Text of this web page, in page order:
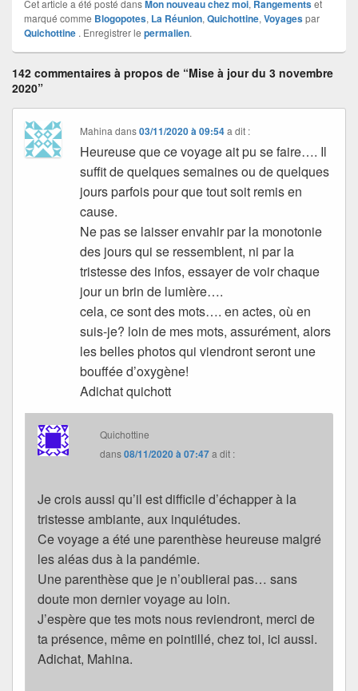
Cet article a été posté dansMon nouveau chez moi, Rangementset
marqué comme Blogopotes, La Réunion, Quichottine, Voyagespar
Quichottine . Enregistrer le permalien.
142 commentaires à propos de “Mise à jour du 3 novembre
2020”
Mahina dans03/11/2020 à 09:54 a dit :
Heureuse que ce voyage ait pu se faire…. Il
suffit de quelques semaines ou de quelques
jours parfois pour que tout soit remis en
cause.
Ne pas se laisser envahir par la monotonie
des jours qui se ressemblent, ni par la
tristesse des infos, essayer de voir chaque
jour un brin de lumière….
cela, ce sont des mots…. en actes, où en
suis-je? loin de mes mots, assurément, alors
les belles photos qui viendront seront une
bouffée d’oxygène!
Adichat quichott
Quichottine
dans08/11/2020 à 07:47a dit :
Je crois aussi qu’il est difficile d’échapper à la
tristesse ambiante, aux inquiétudes.
Ce voyage a été une parenthèse heureuse malgré
les aléas dus à la pandémie.
Une parenthèse que je n’oublierai pas… sans
doute mon dernier voyage au loin.
J’espère que tes mots nous reviendront, merci de
ta présence, même en pointillé, chez toi, ici aussi.
Adichat, Mahina.